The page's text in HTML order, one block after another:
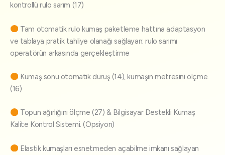
kontrollü rulo sarım (17)
Tam otomatik rulo kumaş paketleme hattına adaptasyon
ve tablaya pratik tahliye olanağı sağlayan; rulo sarımı
operatörün arkasında gerçekleştirme
Kumaş sonu otomatik duruş (14), kumaşın metresini ölçme.
(16)
Topun ağırlığını ölçme (27) & Bilgisayar Destekli Kumaş
Kalite Kontrol Sistemi. (Opsiyon)
Elastik kumaşları esnetmeden açabilme imkanı sağlayan